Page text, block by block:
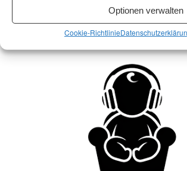
Optionen verwalten
Cookie-Richtlinie